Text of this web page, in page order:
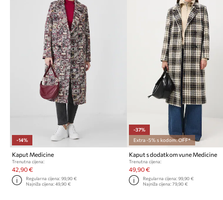
-14%
Kaput Medicine
Trenutna cijena:
42,90 €
Regularna cijena:99,90 €
Najniža cijena:49,90 €
-37%
Extra -5% s kodom: OFF*
Kaput s dodatkom vune Medicine
Trenutna cijena:
49,90 €
Regularna cijena: 99,90 €
Najniža cijena: 79,90 €